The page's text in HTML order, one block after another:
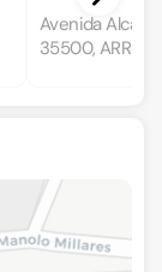
Avenida
35500,